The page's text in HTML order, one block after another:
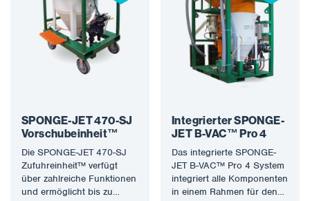
Weitere Informationen zur
Sponge-Jet™-Technologie
finden Sie unter
www.spongejet.com.
Informationen zur Sponge-
Jet™-Technologie finden
Sie unter
www.spongejet.com.
SPONGE-JET 470-SJ
Vorschubeinheit™
Die SPONGE-JET 470-SJ
Zufuhreinheit™ verfügt
über zahlreiche Funktionen
und ermöglicht bis zu
Integrierter SPONGE-
JET B-VAC™ Pro 4
Das integrierte SPONGE-
JET B-VAC™ Pro 4 System
integriert alle Komponenten
in einem Rahmen für den